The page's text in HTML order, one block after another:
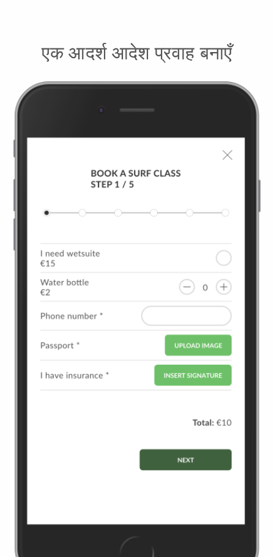
एक आदर्श आदेश प्रवाह बनाएँ